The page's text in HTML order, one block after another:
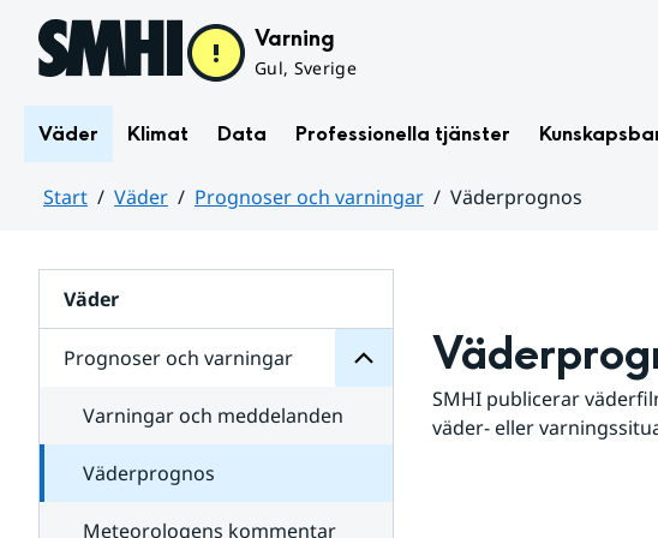
Hoppa till sidans innehåll Varning
Gul, Sverige
Väder Klimat Data Professionella tjänster
Start Väder Prognoser och varningar
Väderprognos
Väder
Prognoser och varningar
för
varningar
Varningar och meddelanden
Väderprognos
Meteorologens kommentar
SMHI publicerar
väder- eller